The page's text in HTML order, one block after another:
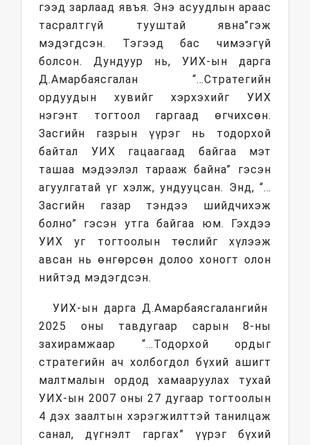
гээд зарлаад явъя. Энэ асуудлын араас
тасралтгүй тууштай явна”гэж
мэдэгдсэн. Тэгээд бас чимээгүй
болсон. Дундуур нь, УИХ-ын дарга
Д.Амарбаясгалан “…Стратегийн
ордуудын хувийг хэрхэхийг УИХ
нэгэнт тогтоол гаргаад өгчихсөн.
Засгийн газрын үүрэг нь тодорхой
байтал УИХ гацаагаад байгаа мэт
ташаа мэдээлэл тарааж байна” гэсэн
агуулгатай үг хэлж, ундууцсан. Энд, “…
Засгийн газар тэндээ шийдчихэж
болно” гэсэн утга байгаа юм. Гэхдээ
УИХ уг тогтоолын төслийг хүлээж
авсан нь өнгөрсөн долоо хоногт олон
нийтэд мэдэгдсэн.
УИХ-ын дарга Д.Амарбаясгалангийн
2025 оны тавдугаар сарын 8-ны
захирамжаар “…Тодорхой ордыг
стратегийн ач холбогдол бүхий ашигт
малтмалын ордод хамааруулах тухай
УИХ-ын 2007 оны 27 дугаар тогтоолын
4 дэх заалтын хэрэгжилттэй танилцаж
санал, дүгнэлт гаргах” үүрэг бүхий